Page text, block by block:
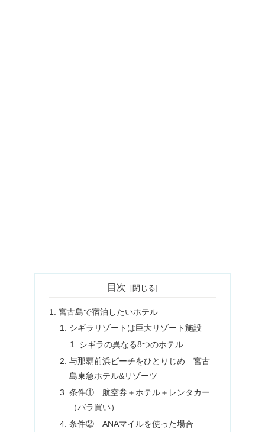
目次
宮古島で宿泊したいホテル
シギラリゾートは巨大リゾート施設
シギラの異なる8つのホテル
与那覇前浜ビーチをひとりじめ 宮古
島東急ホテル&リゾーツ
条件① 航空券＋ホテル＋レンタカー
（バラ買い）
条件② ANAマイルを使った場合